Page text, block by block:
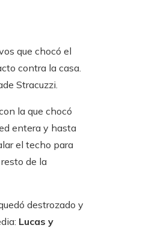
que chocó el
contra la casa.
Stracuzzi.
la que chocó
entera y hasta
el techo para
de la
destrozado y
Lucas y